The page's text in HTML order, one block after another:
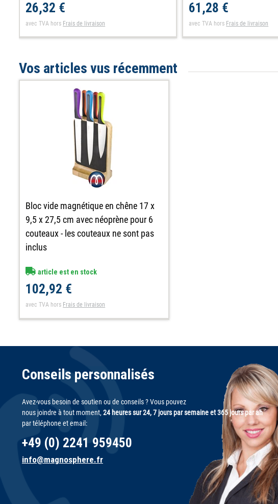
26,32 €
avec TVA hors Frais de livraison
61,28 €
avec TVA hors Frais de livraison
Vos articles vus récemment
Bloc vide magnétique en chêne 17 x
9,5 x 27,5 cm avec néoprène pour 6
couteaux - les couteaux ne sont pas
inclus
article est en stock
102,92 €
avec TVA hors Frais de livraison
Conseils personnalisés
Avez-vous besoin de soutien ou de conseils ? Vous pouvez
nous joindre à tout moment, 24 heures sur 24, 7 jours par semaine et 365 jours par an
par téléphone et email:
+49 (0) 2241 959450
info@magnosphere.fr